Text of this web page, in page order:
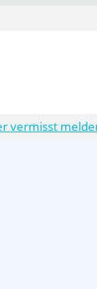
vermisst